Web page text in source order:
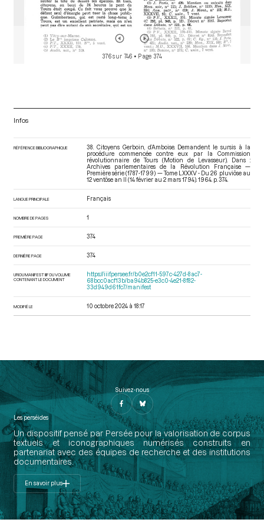
376 sur 746 • Page 374
Infos
RÉFÉRENCE BIBLIOGRAPHIQUE
38. Citoyens Gerboin, d’Amboise. Demandent le sursis à la
procédure commencée contre eux par la Commission
révolutionnaire de Tours (Motion de Levasseur). Dans :
Archives parlementaires de la Révolution Française —
Première série (1787-1799) — Tome LXXXV - Du 26 pluviôse au
12 ventôse an II (14 février au 2 mars 1794) . 1964. p. 374.
LANGUE PRINCIPALE Français
NOMBRE DE PAGES 1
PREMIÈRE PAGE 374
DERNIÈRE PAGE 374
URI DU MANIFEST IIIF DU VOLUME
CONTENANT LE DOCUMENT
https://iiif.persee.fr/b0e2cf11-597c-427d-8ac7-
68bcc0acf13b/ba94b825-e3c0-4e21-8f82-
33d949d61fc7/manifest
MODIFIÉ LE 10 octobre 2024 à 18:17
Suivez-nous
Les perséides
Un dispositif pensé par Persée pour la valorisation de corpus
textuels et iconographiques numérisés construits en
partenariat avec des équipes de recherche et des institutions
documentaires.
En savoir plus